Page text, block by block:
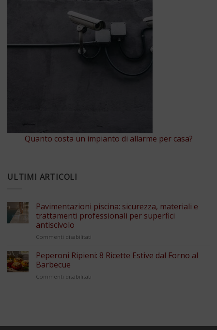
Quanto costa un impianto di allarme per casa?
ULTIMI ARTICOLI
Pavimentazioni piscina: sicurezza, materiali e
trattamenti professionali per superfici
antiscivolo
Commenti disabilitati
piscina:
Peperoni Ripieni: 8 Ricette Estive dal Forno al
Barbecue
Commenti disabilitati
dal